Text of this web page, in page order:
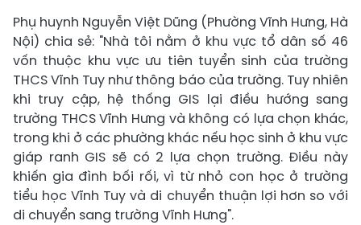
Phụ huynh Nguyễn Việt Dũng (Phường Vĩnh Hưng, Hà
Nội) chia sẻ: "Nhà tôi nằm ở khu vực tổ dân số 46
vốn thuộc khu vực ưu tiên tuyển sinh của trường
THCS Vĩnh Tuy như thông báo của trường. Tuy nhiên
khi truy cập, hệ thống GIS lại điều hướng sang
trường THCS Vĩnh Hưng và không có lựa chọn khác,
trong khi ở các phường khác nếu học sinh ở khu vực
giáp ranh GIS sẽ có 2 lựa chọn trường. Điều này
khiến gia đình bối rối, vì từ nhỏ con học ở trường
tiểu học Vĩnh Tuy và di chuyển thuận lợi hơn so với
di chuyển sang trường Vĩnh Hưng".